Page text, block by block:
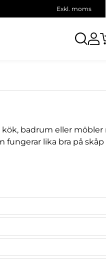
Exkl. moms
badrum eller möbler
lika bra på